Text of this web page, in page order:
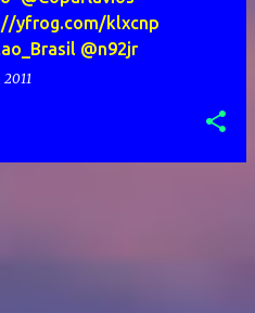
yfrog.com/klxcnp
@n92jr
2011